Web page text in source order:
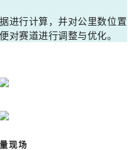
进行计算，并对公里数位置
对赛道进行调整与优化。
现场